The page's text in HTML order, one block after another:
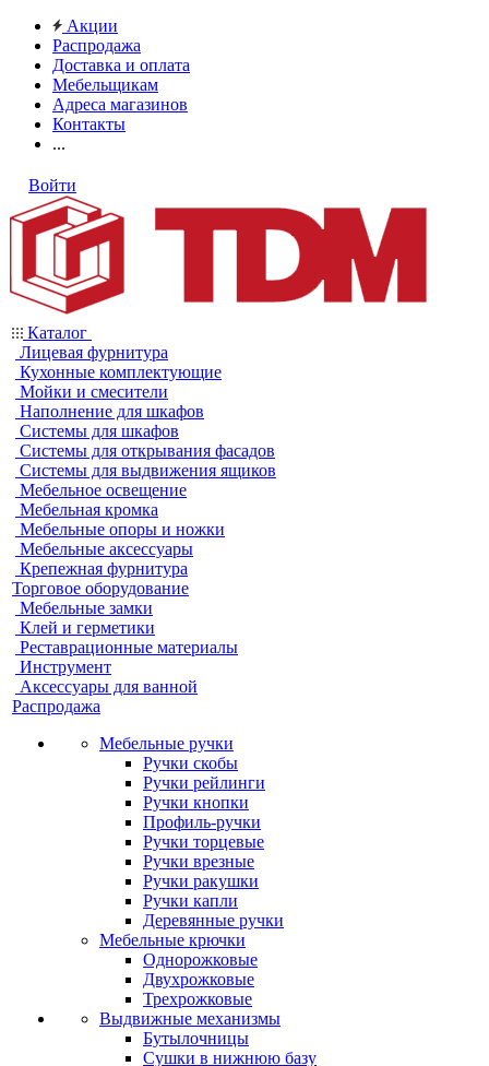
Акции
Распродажа
Доставка и оплата
Мебельщикам
Адреса магазинов
Контакты
...
Войти
Каталог
Лицевая фурнитура
Кухонные комплектующие
Мойки и смесители
Наполнение для шкафов
Системы для шкафов
Системы для открывания фасадов
Системы для выдвижения ящиков
Мебельное освещение
Мебельная кромка
Мебельные опоры и ножки
Мебельные аксессуары
Крепежная фурнитура
Торговое оборудование
Мебельные замки
Клей и герметики
Реставрационные материалы
Инструмент
Аксессуары для ванной
Распродажа
Мебельные ручки
Ручки скобы
Ручки рейлинги
Ручки кнопки
Профиль-ручки
Ручки торцевые
Ручки врезные
Ручки ракушки
Ручки капли
Деревянные ручки
Мебельные крючки
Однорожковые
Двухрожковые
Трехрожковые
Выдвижные механизмы
Бутылочницы
Сушки в нижнюю базу